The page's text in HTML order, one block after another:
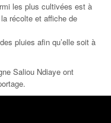
les plus cultivées est à
la récolte et affiche de
pluies afin qu’elle soit à
Saliou Ndiaye ont